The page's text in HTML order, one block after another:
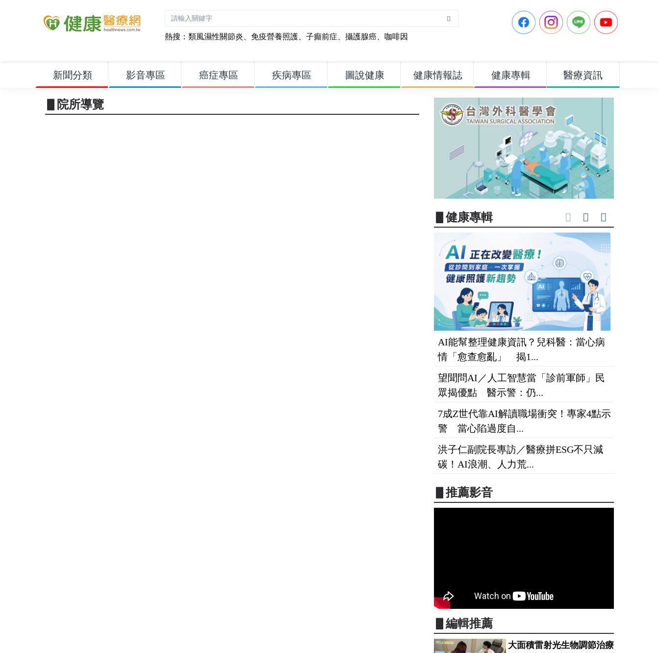
熱搜： 類風濕性關節炎、 免疫營養照護、 子癲前症、 攝護腺癌、 咖啡因
新聞分類 影音專區 癌症專區 疾病專區 圖說健康 健康情報誌 健康專輯 醫療資訊
▋院所導覽
▋健康專輯
AI能幫整理健康資訊？兒科醫：當心病
情「愈查愈亂」 揭1...
望聞問AI／人工智慧當「診前軍師」民
眾揭優點 醫示警：仍...
7成Z世代靠AI解讀職場衝突！專家4點示
警 當心陷過度自...
洪子仁副院長專訪／醫療拼ESG不只減
碳！AI浪潮、人力荒...
▋推薦影音
▋編輯推薦
大面積雷射光生物調節治療